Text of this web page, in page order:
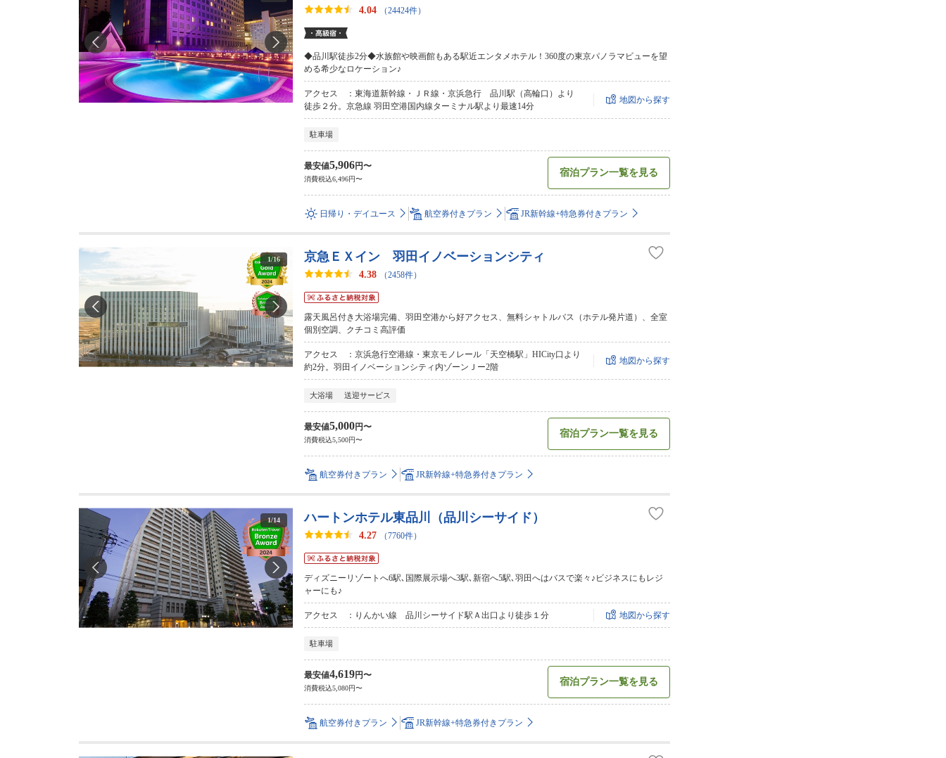
4.04 （24424件）
◆品川駅徒歩2分◆水族館や映画館もある駅近エンタメホテル！360度の東京パノラマビューを望
める希少なロケーション♪
アクセス ：東海道新幹線・ＪＲ線・京浜急行 品川駅（高輪口）より
徒歩２分。京急線 羽田空港国内線ターミナル駅より最速14分
地図から探す
駐車場
最安値5,906円〜
消費税込6,496円〜
宿泊プラン一覧を見る
日帰り・デイユース 航空券付きプラン JR新幹線+特急券付きプラン
1/16 京急ＥＸイン 羽田イノベーションシティ
4.38 （2458件）
露天風呂付き大浴場完備、羽田空港から好アクセス、無料シャトルバス（ホテル発片道）、全室
個別空調、クチコミ高評価
アクセス ：京浜急行空港線・東京モノレール「天空橋駅」HICity口より
約2分。羽田イノベーションシティ内ゾーンＪー2階
地図から探す
大浴場 送迎サービス
最安値5,000円〜
消費税込5,500円〜
宿泊プラン一覧を見る
航空券付きプラン JR新幹線+特急券付きプラン
1/14 ハートンホテル東品川（品川シーサイド）
4.27 （7760件）
ディズニーリゾートへ6駅､国際展示場へ3駅､新宿へ5駅､羽田へはバスで楽々♪ビジネスにもレジ
ャーにも♪
アクセス ：りんかい線 品川シーサイド駅Ａ出口より徒歩１分 地図から探す
駐車場
最安値4,619円〜
消費税込5,080円〜
宿泊プラン一覧を見る
航空券付きプラン JR新幹線+特急券付きプラン